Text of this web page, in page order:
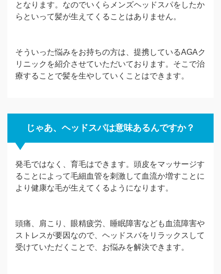
となります。なのでいくらメンズヘッドスパをしたか
らといって髪が生えてくることはありません。
そういった悩みをお持ちの方は、提携しているAGAク
リニックを紹介させていただいております。そこで治
療することで髪を生やしていくことはできます。
じゃあ、ヘッドスパは意味あるんですか？
発毛ではなく、育毛はできます。頭皮をマッサージす
ることによって毛細血管を刺激して血流か増すことに
より健康な毛が生えてくるようになります。
頭痛、肩こり、眼精疲労、睡眠障害なども血流障害や
ストレスが要因なので、ヘッドスパをリラックスして
受けていただくことで、お悩みを解決できます。